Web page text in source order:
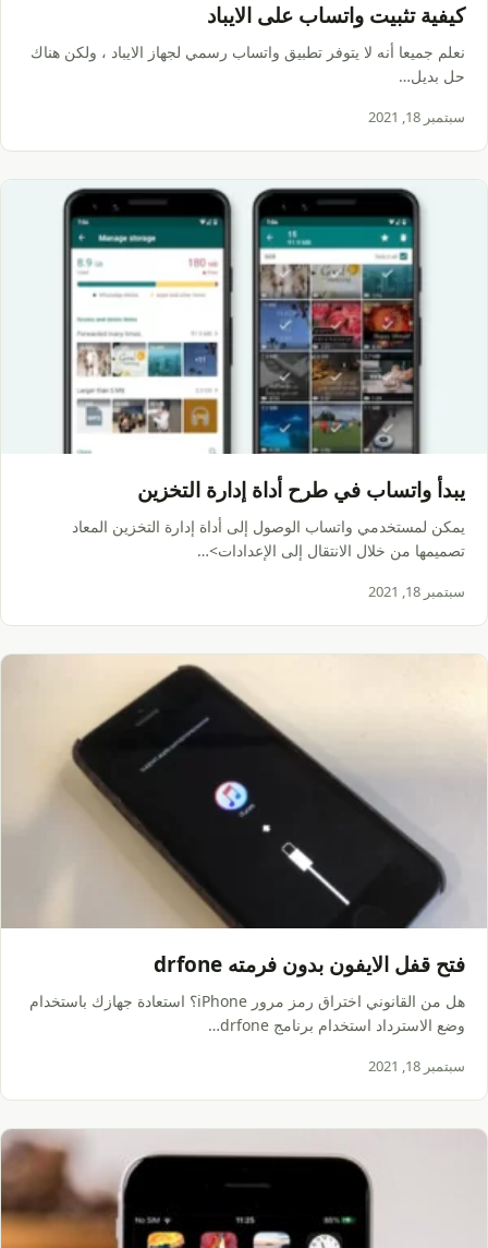
كيفية تثبيت واتساب على الايباد
نعلم جميعا أنه لا يتوفر تطبيق واتساب رسمي لجهاز الايباد ، ولكن هناك
حل بديل…
سبتمبر 18, 2021
يبدأ واتساب في طرح أداة إدارة التخزين
يمكن لمستخدمي واتساب الوصول إلى أداة إدارة التخزين المعاد
تصميمها من خلال الانتقال إلى الإعدادات>…
سبتمبر 18, 2021
فتح قفل الايفون بدون فرمته drfone
هل من القانوني اختراق رمز مرور iPhone؟ استعادة جهازك باستخدام
وضع الاسترداد استخدام برنامج drfone…
سبتمبر 18, 2021